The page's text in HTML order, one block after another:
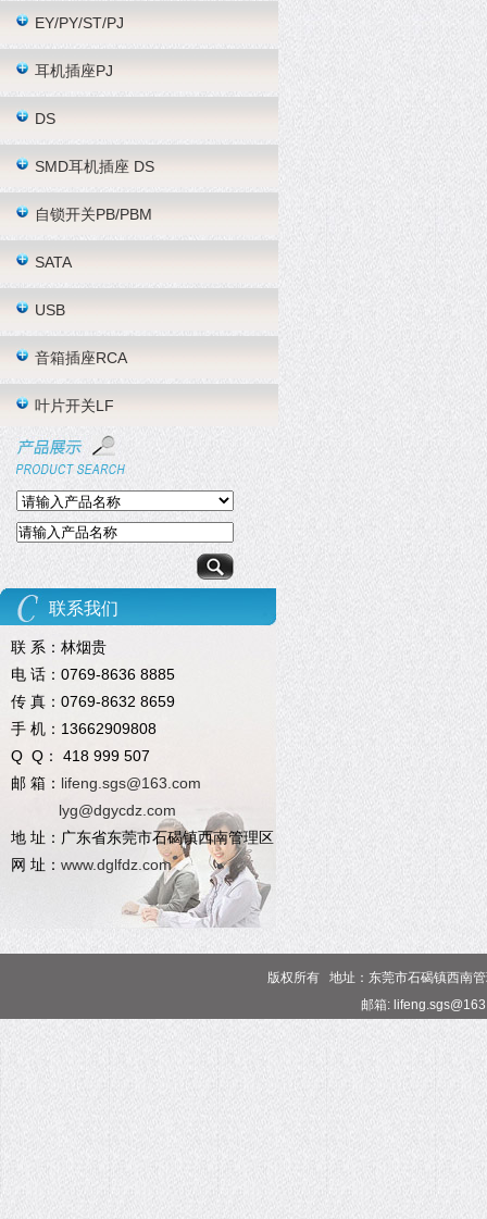
EY/PY/ST/PJ
耳机插座PJ
DS
SMD耳机插座 DS
自锁开关PB/PBM
SATA
USB
音箱插座RCA
叶片开关LF
联系我们
联 系：林烟贵
电 话：0769-8636 8885
传 真：0769-8632 8659
手 机：13662909808
Q Q： 418 999 507
邮 箱： lifeng.sgs@163.com
lyg@dgycdz.com
地 址：广东省东莞市石碣镇西南管理区
网 址： www.dglfdz.com
版权所有 地址：东莞市石碣镇西南
邮箱: